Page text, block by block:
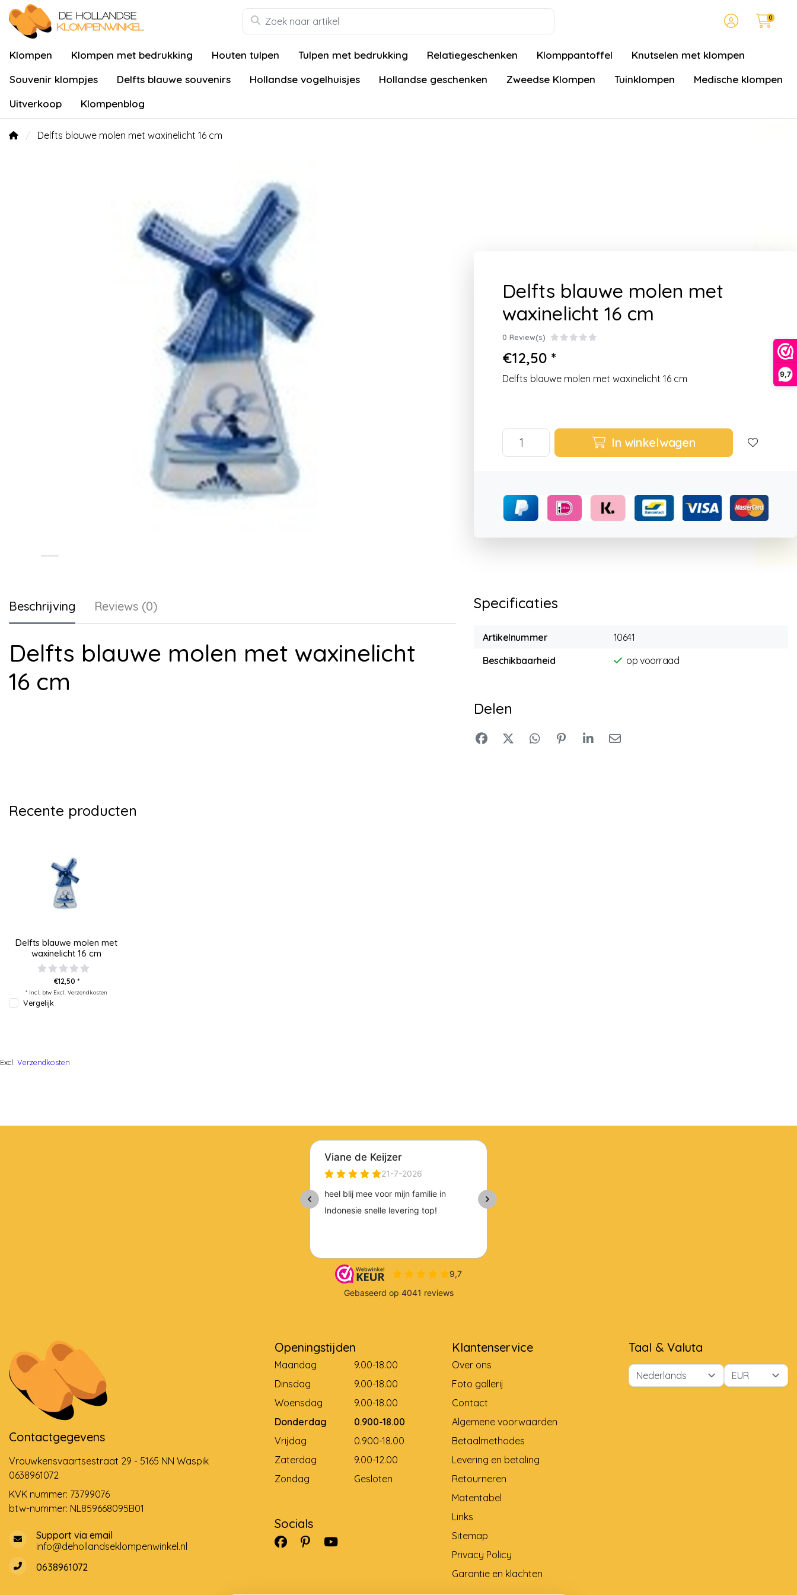
9,7
0
Klompen Klompen met bedrukking Houten tulpen Tulpen met bedrukking Relatiegeschenken Klomppantoffel
Knutselen met klompen
Souvenir klompjes
Delfts blauwe souvenirs Hollandse vogelhuisjes Hollandse geschenken Zweedse Klompen Tuinklompen
Medische klompen
Uitverkoop
Klompenblog
Delfts blauwe molen met waxinelicht 16 cm
Delfts blauwe molen met
waxinelicht 16 cm
0 Review(s)
€12,50 *
Delfts blauwe molen met waxinelicht 16 cm
In winkelwagen
Beschrijving Reviews (0)
Delfts blauwe molen met waxinelicht
16 cm
Specificaties
Artikelnummer
10641
Beschikbaarheid
op voorraad
Delen
Recente producten
Delfts blauwe molen met
waxinelicht 16 cm
€12,50 *
* Incl. btw Excl. Verzendkosten
Vergelijk
Excl. Verzendkosten
Contactgegevens
Vrouwkensvaartsestraat 29 - 5165 NN Waspik
0638961072
KVK nummer: 73799076
btw-nummer: NL859668095B01
Support via email
info@dehollandseklompenwinkel.nl
0638961072
Openingstijden
Maandag
9.00-18.00
Dinsdag
9.00-18.00
Woensdag
9.00-18.00
Donderdag
0.900-18.00
Vrijdag
0.900-18.00
Zaterdag
9.00-12.00
Zondag
Gesloten
Socials
Klantenservice
Over ons
Foto gallerij
Contact
Algemene voorwaarden
Betaalmethodes
Levering en betaling
Retourneren
Matentabel
Links
Sitemap
Privacy Policy
Garantie en klachten
Taal & Valuta